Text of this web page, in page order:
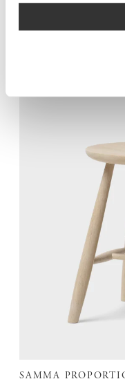
robust pall som står
SAMMA